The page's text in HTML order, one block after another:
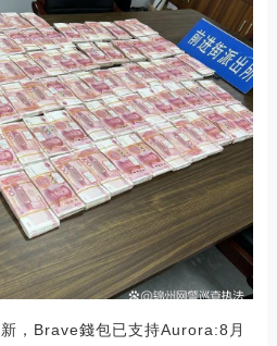
，Brave錢包已支持Aurora:8月